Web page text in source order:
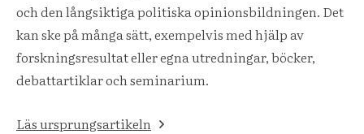
och den långsiktiga politiska opinionsbildningen. Det
kan ske på många sätt, exempelvis med hjälp av
forskningsresultat eller egna utredningar, böcker,
debattartiklar och seminarium.
Läs ursprungsartikeln